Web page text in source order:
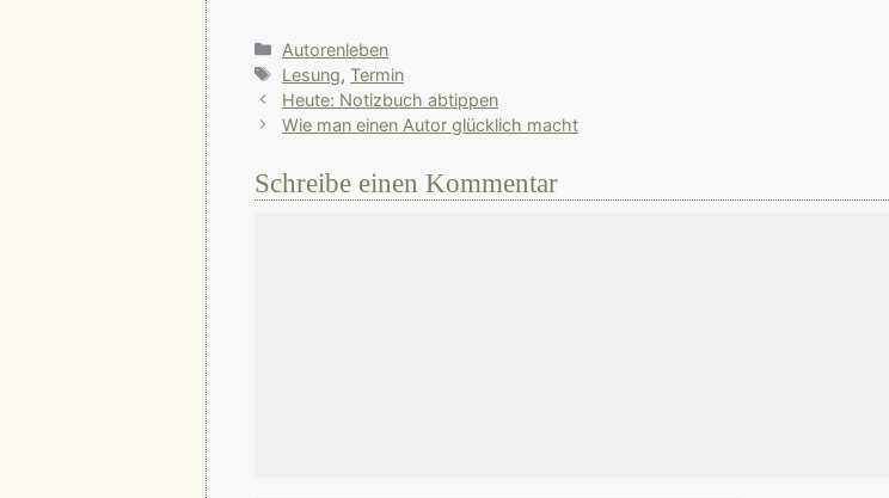
Kategorien
Autorenleben
Schlagwörter
Lesung,Termin
Heute: Notizbuch abtippen
Wie man einen Autor glücklich macht
Schreibe einen Kommentar